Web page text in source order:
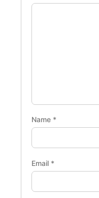
Name *
Email *